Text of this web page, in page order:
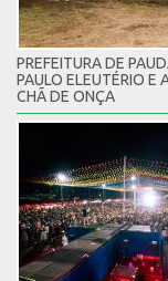
PREFEITURA DE
PAULO ELEUTÉRIO E
CHÃ DE ONÇA